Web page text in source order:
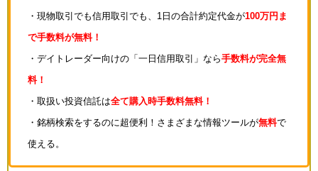
・現物取引でも信用取引でも、1日の合計約定代金が100万円ま
で手数料が無料！
・デイトレーダー向けの「一日信用取引」なら手数料が完全無
料！
・取扱い投資信託は全て購入時手数料無料！
・銘柄検索をするのに超便利！さまざまな情報ツールが無料で
使える。